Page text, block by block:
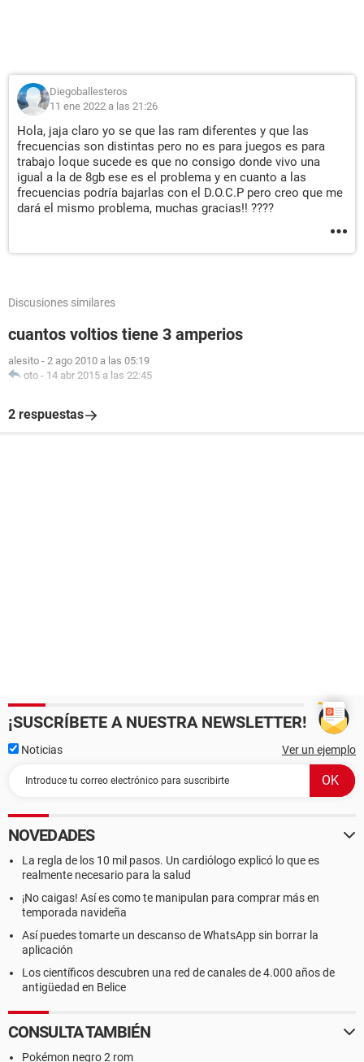
Diegoballesteros
11 ene 2022 a las 21:26
Hola, jaja claro yo se que las ram diferentes y que las
frecuencias son distintas pero no es para juegos es para
trabajo loque sucede es que no consigo donde vivo una
igual a la de 8gb ese es el problema y en cuanto a las
frecuencias podría bajarlas con el D.O.C.P pero creo que me
dará el mismo problema, muchas gracias!! ????
Discusiones similares
cuantos voltios tiene 3 amperios
alesito - 2 ago 2010 a las 05:19
oto - 14 abr 2015 a las 22:45
2 respuestas
¡SUSCRÍBETE A NUESTRA NEWSLETTER!
Noticias Ver un ejemplo
NOVEDADES
La regla de los 10 mil pasos. Un cardiólogo explicó lo que es
realmente necesario para la salud
¡No caigas! Así es como te manipulan para comprar más en
temporada navideña
Así puedes tomarte un descanso de WhatsApp sin borrar la
aplicación
Los científicos descubren una red de canales de 4.000 años de
antigüedad en Belice
CONSULTA TAMBIÉN
Pokémon negro 2 rom